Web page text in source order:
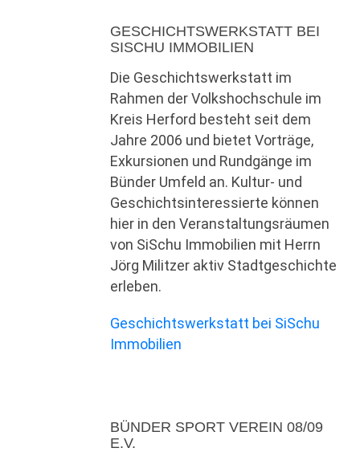
GESCHICHTSWERKSTATT BEI
SISCHU IMMOBILIEN
Die Geschichtswerkstatt im
Rahmen der Volkshochschule im
Kreis Herford besteht seit dem
Jahre 2006 und bietet Vorträge,
Exkursionen und Rundgänge im
Bünder Umfeld an. Kultur- und
Geschichtsinteressierte können
hier in den Veranstaltungsräumen
von SiSchu Immobilien mit Herrn
Jörg Militzer aktiv Stadtgeschichte
erleben.
Geschichtswerkstatt bei SiSchu
Immobilien
BÜNDER SPORT VEREIN 08/09
E.V.